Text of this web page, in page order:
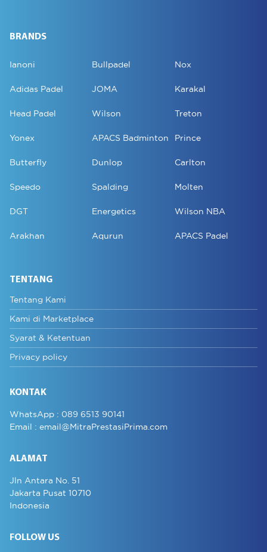
BRANDS
Ianoni Bullpadel Nox
Adidas Padel JOMA Karakal
Head Padel Wilson Treton
Yonex APACS Badminton Prince
Butterfly Dunlop Carlton
Speedo Spalding Molten
DGT Energetics Wilson NBA
Arakhan Aqurun APACS Padel
TENTANG
Tentang Kami
Kami di Marketplace
Syarat & Ketentuan
Privacy policy
KONTAK
WhatsApp : 089 6513 90141
Email : email@MitraPrestasiPrima.com
ALAMAT
Jln Antara No. 51
Jakarta Pusat 10710
Indonesia
FOLLOW US